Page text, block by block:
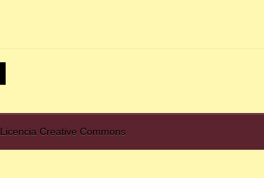
Licencia Creative Commons